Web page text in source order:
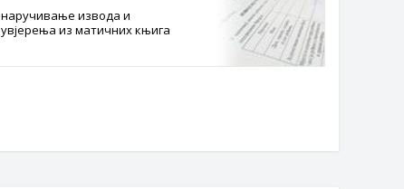
наручивање извода и
увјерења из матичних књига